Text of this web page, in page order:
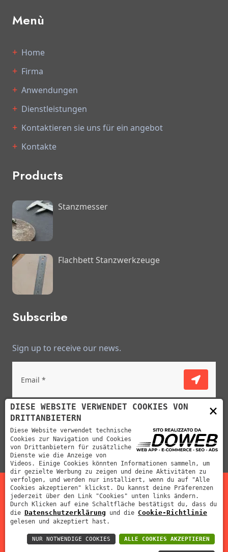
Menù
Home
Firma
Anwendungen
Dienstleistungen
Kontaktieren sie uns für ein angebot
Kontakte
Products
Stanzmesser
Flachbett Stanzwerkzeuge
Subscribe
Sign up to receive our news.
Ich habe gelesen und akzeptiere die
datenschutzerklärung
Mabar Fustelle s.r.l | P.IVA: 02012390239 | REA: VR-212311
| Cap. Soc: 70000 €
×
DIESE WEBSITE VERWENDET COOKIES VON
DRITTANBIETERN
Diese Website verwendet technische
Cookies zur Navigation und Cookies
von Drittanbietern für zusätzliche
Dienste wie die Anzeige von
Videos. Einige Cookies könnten Informationen sammeln, um
dir gezielte Werbung zu zeigen und deine Aktivitäten zu
verfolgen, und werden nur installiert, wenn du auf "Alle
Cookies akzeptieren" klickst. Du kannst deine Präferenzen
jederzeit über den Link "Cookies" unten links ändern.
Durch Klicken auf eine Schaltfläche bestätigst du, dass du
die Datenschutzerklärung und die Cookie-Richtlinie
gelesen und akzeptiert hast.
ALLE COOKIES AKZEPTIEREN
NUR NOTWENDIGE COOKIES